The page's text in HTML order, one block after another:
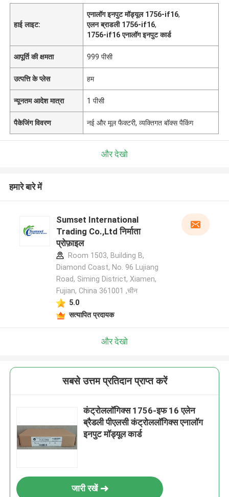
हाई लाइट:
एनालॉग इनपुट मॉड्यूल 1756-if16,
एलन ब्राडली 1756-if16,
1756-if16 एनालॉग इनपुट कार्ड
आपूर्ति की क्षमता 999 पीसी
उत्पत्ति के प्लेस हम
न्यूनतम आदेश मात्रा 1 पीसी
पैकेजिंग विवरण नई और मूल फैक्टरी, व्यक्तिगत बॉक्स पैकिंग
और देखो
हमारे बारे में
Sumset International
Trading Co.,Ltd निर्माता
प्रोफ़ाइल
Room 1503, Building B,
Diamond Coast, No. 96 Lujiang
Road, Siming District, Xiamen,
Fujian, China 361001 ,चीन
5.0
सत्यापित प्रदायक
और देखो
सबसे उत्तम प्रतिदान प्राप्त करें
कंट्रोललॉगिक्स 1756-इफ 16 एलेन
ब्रैडली पीएलसी कंट्रोललॉगिक्स एनालॉग
इनपुट मॉड्यूल कार्ड
जारी रखें